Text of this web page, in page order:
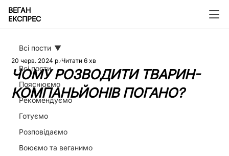
ВЕГАН
ЕКСПРЕС
Всі пости
Пояснюємо
Рекомендуємо
Готуємо
Розповідаємо
Воюємо та веганимо
Всі пости
ЧОМУ РОЗВОДИТИ ТВАРИН-
КОМПАНЬЙОНІВ ПОГАНО?
20 черв. 2024 р. Читати 6 хв